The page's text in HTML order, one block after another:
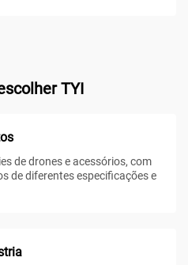
TYI
de drones e acessórios, com
de diferentes especificações e